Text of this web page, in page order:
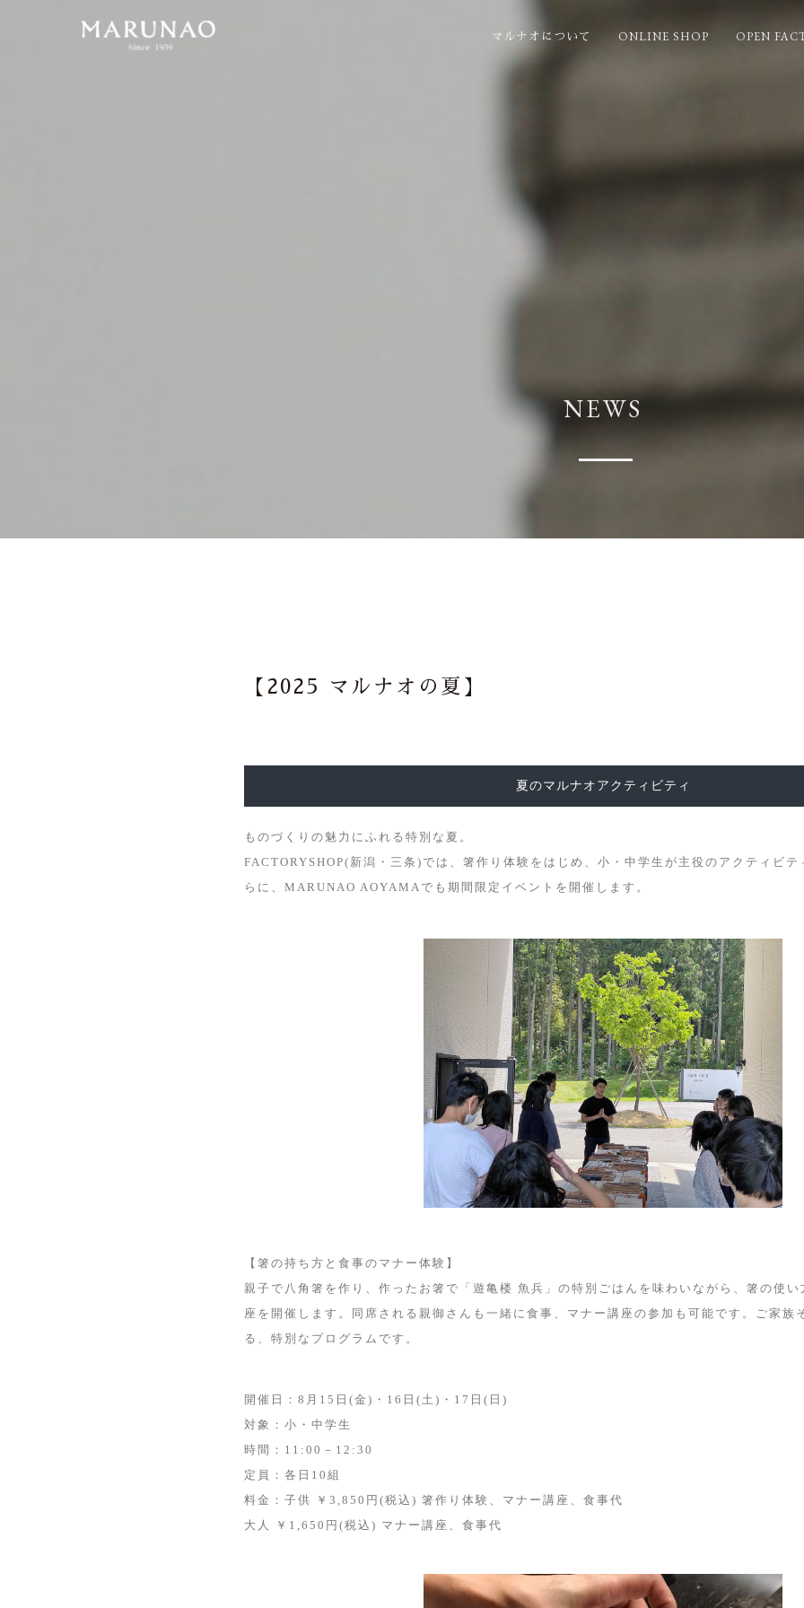
マルナオについて ONLINE SHOP OPEN
NEWS
【2025 マルナオの夏】
夏のマルナオアクティビティ
ものづくりの魅力にふれる特別な夏。
FACTORYSHOP(新潟・三条)では、箸作り体験をはじめ、小・中学生が主役のアクティビテ
らに、MARUNAO AOYAMAでも期間限定イベントを開催します。
【箸の持ち方と食事のマナー体験】
親子で八角箸を作り、作ったお箸で「遊亀楼 魚兵」の特別ごはんを味わいながら、箸の使
座を開催します。同席される親御さんも一緒に食事、マナー講座の参加も可能です。ご家族
る、特別なプログラムです。
開催日：8月15日(金)・16日(土)・17日(日)
対象：小・中学生
時間：11:00－12:30
定員：各日10組
料金：子供 ￥3,850円(税込) 箸作り体験、マナー講座、食事代
大人 ￥1,650円(税込) マナー講座、食事代